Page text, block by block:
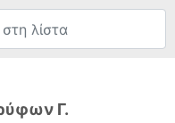
Γ.